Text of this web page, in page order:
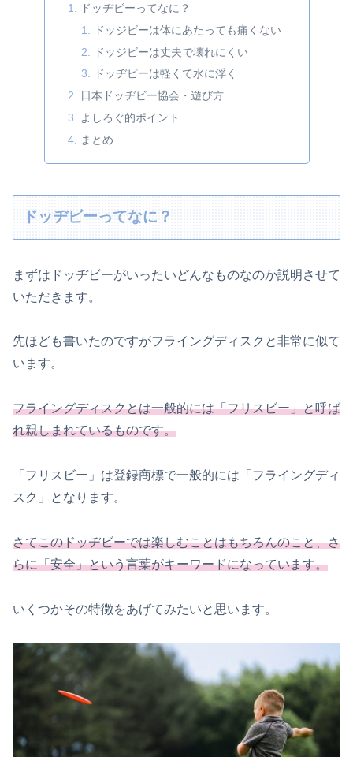
ドッヂビーってなに？
ドッジビーは体にあたっても痛くない
ドッジビーは丈夫で壊れにくい
ドッヂビーは軽くて水に浮く
日本ドッヂビー協会・遊び方
よしろぐ的ポイント
まとめ
ドッヂビーってなに？
まずはドッヂビーがいったいどんなものなのか説明させて
いただきます。
先ほども書いたのですがフライングディスクと非常に似て
います。
フライングディスクとは一般的には「フリスビー」と呼ば
れ親しまれているものです。
「フリスビー」は登録商標で一般的には「フライングディ
スク」となります。
さてこのドッヂビーでは楽しむことはもちろんのこと、さ
らに「安全」という言葉がキーワードになっています。
いくつかその特徴をあげてみたいと思います。